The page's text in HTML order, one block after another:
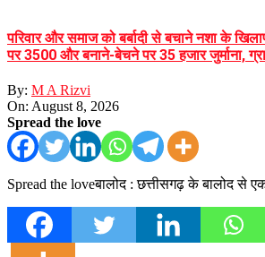
परिवार और समाज को बर्बादी से बचाने नशा के
पर 3500 और बनाने-बेचने पर 35 हजार जुर्माना,
By: M A Rizvi
On: August 8, 2026
Spread the love
Spread the loveबालोद : छत्तीसगढ़ के बालोद से